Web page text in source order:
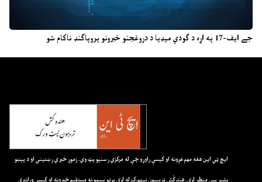
جے ایف-17 په اړه د ګودي میډیا د دروغجنو خبرونو پروپاګنډ ناکام شو
ايچ ټي اين هغه مهم غږونه او کيسې راوړو چې له مرکزي رسنيو پټ وي. زموږ خبري رښتيني او د پېښو